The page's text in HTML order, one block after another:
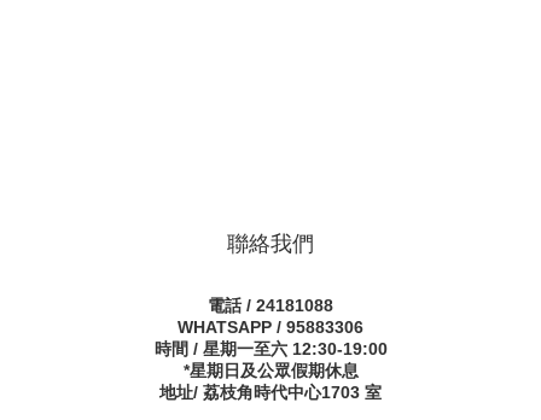
聯絡我們
電話 / 24181088
WHATSAPP / 95883306
時間 / 星期一至六 12:30-19:00
*星期日及公眾假期休息
地址/ 荔枝角時代中心1703 室